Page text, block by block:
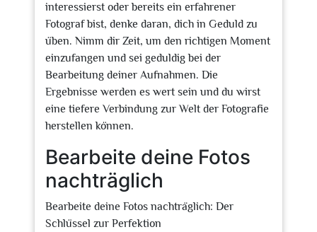
interessierst oder bereits ein erfahrener
Fotograf bist, denke daran, dich in Geduld zu
üben. Nimm dir Zeit, um den richtigen Moment
einzufangen und sei geduldig bei der
Bearbeitung deiner Aufnahmen. Die
Ergebnisse werden es wert sein und du wirst
eine tiefere Verbindung zur Welt der Fotografie
herstellen können.
Bearbeite deine Fotos
nachträglich
Bearbeite deine Fotos nachträglich: Der
Schlüssel zur Perfektion